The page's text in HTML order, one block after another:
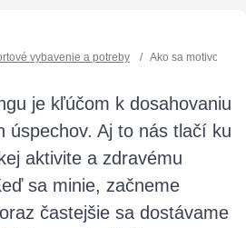
vybavenie a potreby / Ako sa motivovať
je kľúčom k dosahovaniu
úspechov. Aj to nás tlačí ku
aktivite a zdravému
sa minie, začneme
častejšie sa dostávame